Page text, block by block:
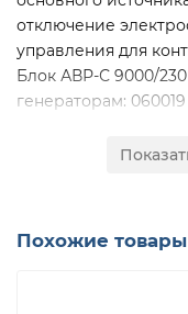
отключение
управления для
Блок АВР-С 9000/
генераторам:
060040
Похожие товары